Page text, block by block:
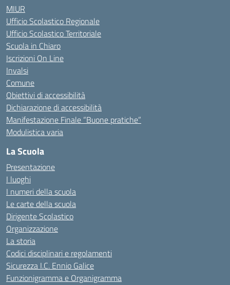
MIUR
Ufficio Scolastico Regionale
Ufficio Scolastico Territoriale
Scuola in Chiaro
Iscrizioni On Line
Invalsi
Comune
Obiettivi di accessibilità
Dichiarazione di accessibilità
Manifestazione Finale “Buone pratiche”
Modulistica varia
La Scuola
Presentazione
I luoghi
I numeri della scuola
Le carte della scuola
Dirigente Scolastico
Organizzazione
La storia
Codici disciplinari e regolamenti
Sicurezza I.C. Ennio Galice
Funzionigramma e Organigramma